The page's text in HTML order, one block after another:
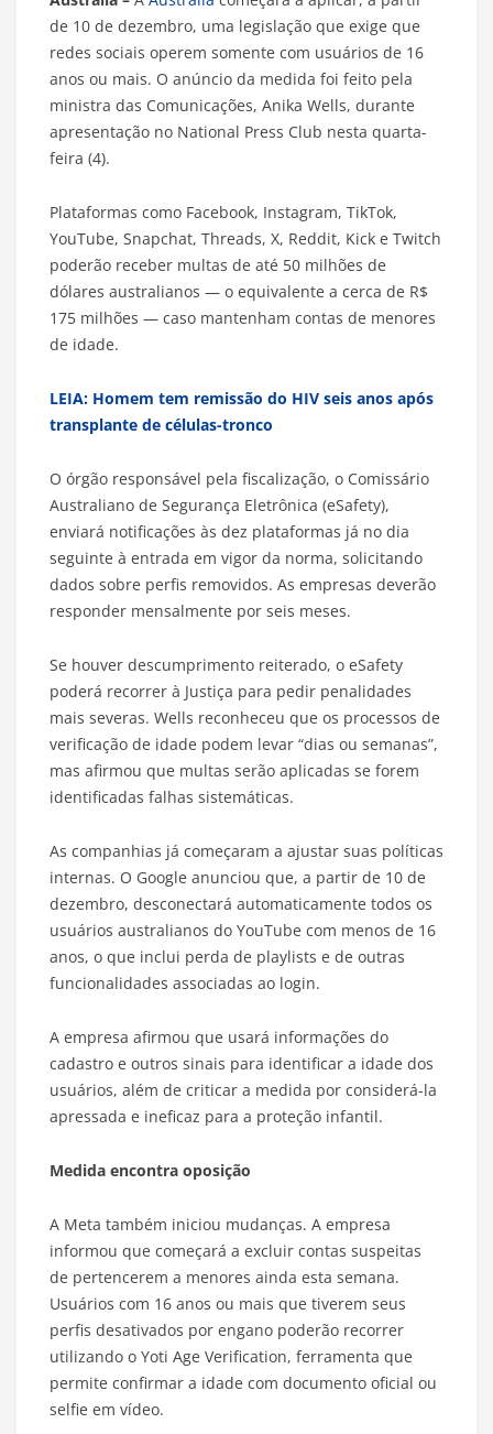
de 10 de dezembro, uma legislação que exige que
redes sociais operem somente com usuários de 16
anos ou mais. O anúncio da medida foi feito pela
ministra das Comunicações, Anika Wells, durante
apresentação no National Press Club nesta quarta-
feira (4).
Plataformas como Facebook, Instagram, TikTok,
YouTube, Snapchat, Threads, X, Reddit, Kick e Twitch
poderão receber multas de até 50 milhões de
dólares australianos — o equivalente a cerca de R$
175 milhões — caso mantenham contas de menores
de idade.
LEIA: Homem tem remissão do HIV seis anos após
transplante de células-tronco
O órgão responsável pela fiscalização, o Comissário
Australiano de Segurança Eletrônica (eSafety),
enviará notificações às dez plataformas já no dia
seguinte à entrada em vigor da norma, solicitando
dados sobre perfis removidos. As empresas deverão
responder mensalmente por seis meses.
Se houver descumprimento reiterado, o eSafety
poderá recorrer à Justiça para pedir penalidades
mais severas. Wells reconheceu que os processos de
verificação de idade podem levar “dias ou semanas”,
mas afirmou que multas serão aplicadas se forem
identificadas falhas sistemáticas.
As companhias já começaram a ajustar suas políticas
internas. O Google anunciou que, a partir de 10 de
dezembro, desconectará automaticamente todos os
usuários australianos do YouTube com menos de 16
anos, o que inclui perda de playlists e de outras
funcionalidades associadas ao login.
A empresa afirmou que usará informações do
cadastro e outros sinais para identificar a idade dos
usuários, além de criticar a medida por considerá-la
apressada e ineficaz para a proteção infantil.
Medida encontra oposição
A Meta também iniciou mudanças. A empresa
informou que começará a excluir contas suspeitas
de pertencerem a menores ainda esta semana.
Usuários com 16 anos ou mais que tiverem seus
perfis desativados por engano poderão recorrer
utilizando o Yoti Age Verification, ferramenta que
permite confirmar a idade com documento oficial ou
selfie em vídeo.